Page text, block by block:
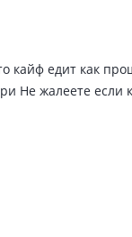
кайф едит как
Не жалеете если